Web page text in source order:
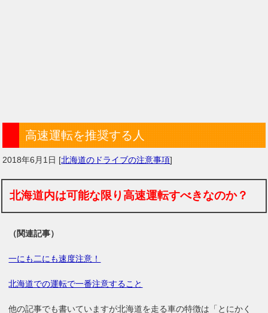
高速運転を推奨する人
2018年6月1日 [北海道のドライブの注意事項]
北海道内は可能な限り高速運転すべきなのか？
（関連記事）
一にも二にも速度注意！
北海道での運転で一番注意すること
他の記事でも書いていますが北海道を走る車の特徴は「とにかく